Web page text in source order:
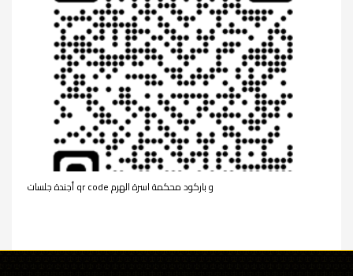
أجندة جلسات qr code و باركود محكمة اسرة الهرم